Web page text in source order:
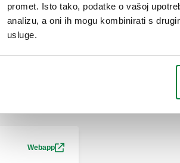
promet. Isto tako, podatke o vašoj
analizu, a oni ih mogu kombinirati s
usluge.
G 3/4" (ISO 228-1) ŽN
Webapp